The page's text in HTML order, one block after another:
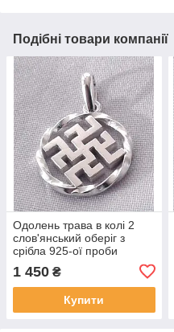
Подібні товари компанії
Одолень трава в колі 2
слов'янський оберіг з
срібла 925-ої проби
1 450 ₴
Купити